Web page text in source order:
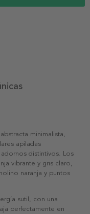
minimalista,
apiladas
distintivos. Los
vibrante y gris claro,
naranja y puntos
sutil, con una
perfectamente en